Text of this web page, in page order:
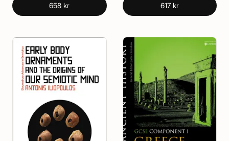
658 kr 617 kr